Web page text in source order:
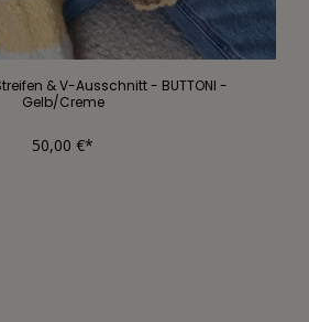
& V-Ausschnitt - BUTTONI -
Gelb/Creme
50,00 €*